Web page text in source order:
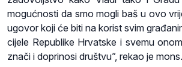
mogućnosti da smo mogli baš u ovo
ugovor koji će biti na korist svim
cijele Republike Hrvatske i svemu
znači i doprinosi društvu”, rekao je